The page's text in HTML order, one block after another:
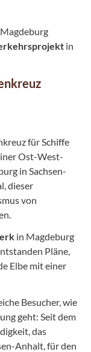
in
für Schiffe
Ost-West-
in Sachsen-
dieser
von
in Magdeburg
Pläne,
Elbe mit einer
Besucher, wie
geht: Seit dem
das
Anhalt, für den